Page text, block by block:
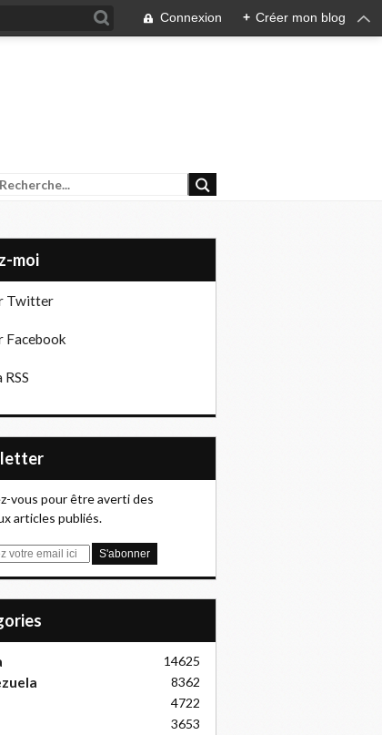
Connexion + Créer mon blog
moi
Twitter
Facebook
RSS
vous pour être averti des
articles publiés.
14625
8362
4722
3653